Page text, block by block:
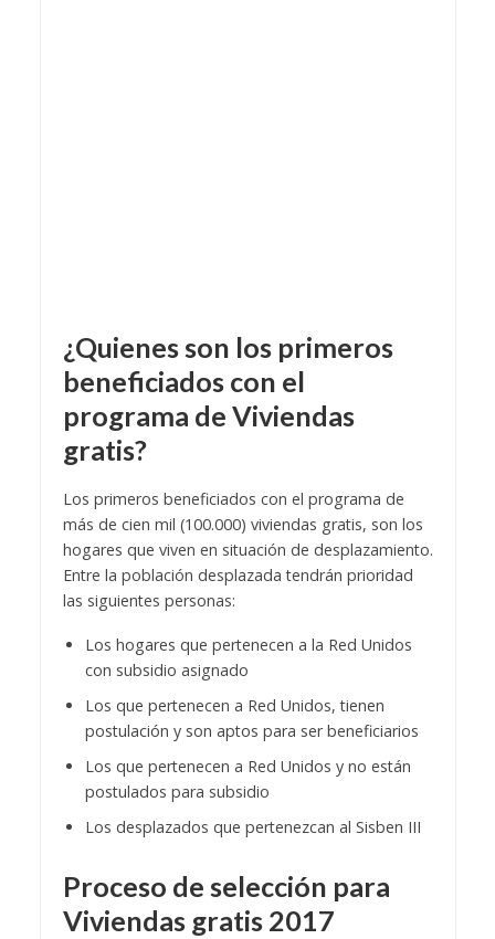
¿Quienes son los primeros
beneficiados con el
programa de Viviendas
gratis?
Los primeros beneficiados con el programa de
más de cien mil (100.000) viviendas gratis, son los
hogares que viven en situación de desplazamiento.
Entre la población desplazada tendrán prioridad
las siguientes personas:
Los hogares que pertenecen a la Red Unidos
con subsidio asignado
Los que pertenecen a Red Unidos, tienen
postulación y son aptos para ser beneficiarios
Los que pertenecen a Red Unidos y no están
postulados para subsidio
Los desplazados que pertenezcan al Sisben III
Proceso de selección para
Viviendas gratis 2017